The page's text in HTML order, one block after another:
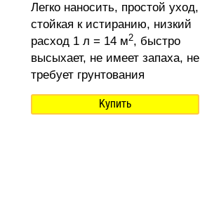
Легко наносить, простой уход,
стойкая к истиранию, низкий
расход 1 л = 14 м2, быстро
высыхает, не имеет запаха, не
требует грунтования
Купить